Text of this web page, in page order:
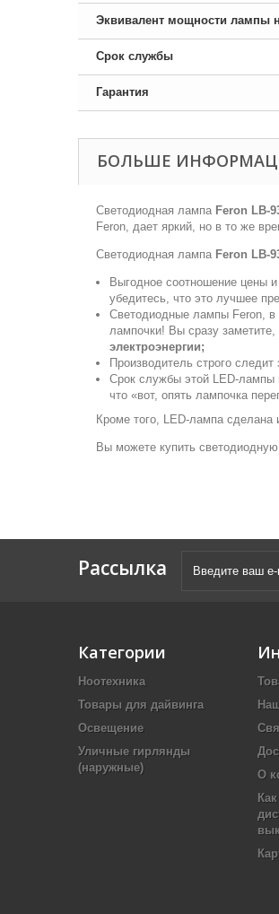
Эквивалент мощности лампы
Срок службы
Гарантия
БОЛЬШЕ
Светодиодная лампа Feron LB-
Feron, дает яркий, но в то же
Светодиодная лампа Feron LB-
Выгодное соотношение цены
убедитесь, что это лучшее
Светодиодные лампы Feron, в
лампочки! Вы сразу заметите,
электроэнергии;
Производитель строго
Срок службы этой LED-лампы
что «вот, опять лампочка
Кроме того, LED-лампа сделана
Вы можете купить
Рассылка
Категории
Ноотехника
Товары для дайвинга
Освещение
Уличные гирлянды
(наружные)
О